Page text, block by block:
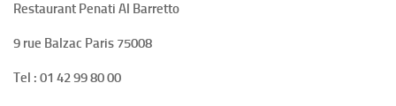
Restaurant Penati Al Barretto
9 rue Balzac Paris 75008
Tel : 01 42 99 80 00